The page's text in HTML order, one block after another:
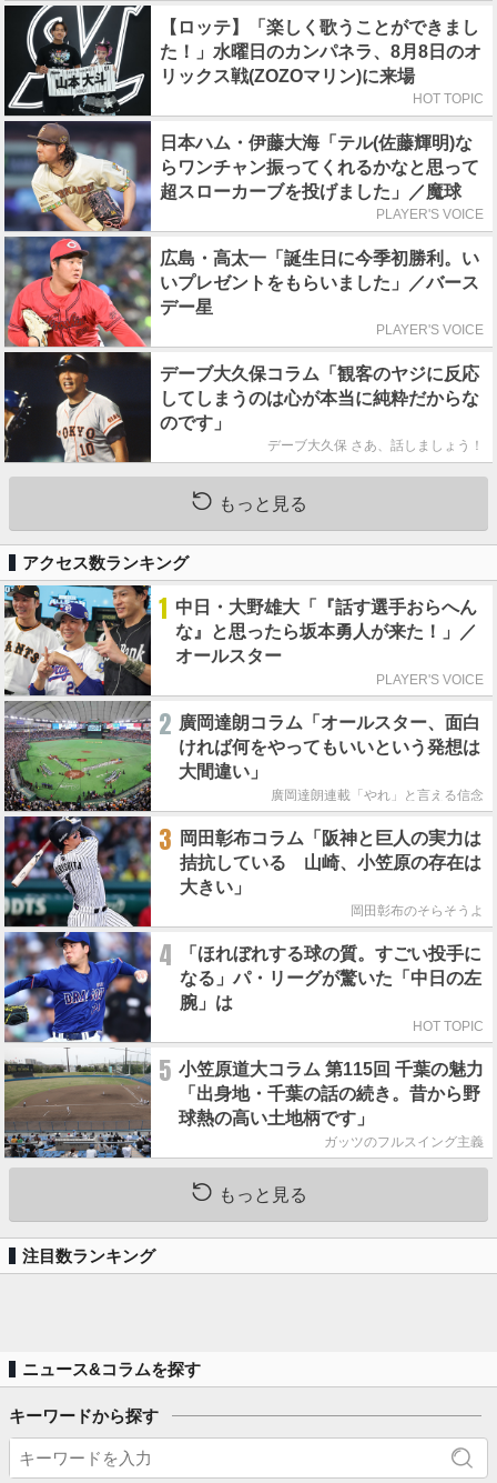
【ロッテ】「楽しく歌うことができまし
た！」水曜日のカンパネラ、8月8日のオ
リックス戦(ZOZOマリン)に来場
HOT TOPIC
日本ハム・伊藤大海「テル(佐藤輝明)な
らワンチャン振ってくれるかなと思って
超スローカーブを投げました」／魔球
PLAYER'S VOICE
広島・高太一「誕生日に今季初勝利。い
いプレゼントをもらいました」／バース
デー星
PLAYER'S VOICE
デーブ大久保コラム「観客のヤジに反応
してしまうのは心が本当に純粋だからな
のです」
デーブ大久保 さあ、話しましょう！
もっと見る
アクセス数ランキング
1 中日・大野雄大「『話す選手おらへん
な』と思ったら坂本勇人が来た！」／
オールスター
PLAYER'S VOICE
2 廣岡達朗コラム「オールスター、面白
ければ何をやってもいいという発想は
大間違い」
廣岡達朗連載「やれ」と言える信念
3
岡田彰布コラム「阪神と巨人の実力は
拮抗している 山崎、小笠原の存在は
大きい」
岡田彰布のそらそうよ
4
「ほれぼれする球の質。すごい投手に
なる」パ・リーグが驚いた「中日の左
腕」は
HOT TOPIC
5 小笠原道大コラム 第115回 千葉の魅力
「出身地・千葉の話の続き。昔から野
球熱の高い土地柄です」
ガッツのフルスイング主義
もっと見る
注目数ランキング
ニュース&コラムを探す
キーワードから探す